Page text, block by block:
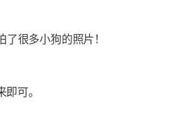
很多小狗的照片！
可。